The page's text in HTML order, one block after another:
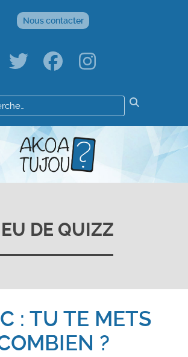
Nous contacter
Résultats
de
votre
recherche
:
DE QUIZZ
: TU TE METS
?